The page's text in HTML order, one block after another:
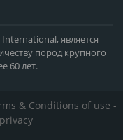
является
пород крупного
60 лет.
& Conditions of use -